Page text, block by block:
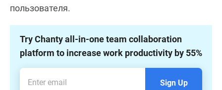
пользователя.
Try Chanty all-in-one team collaboration
platform to increase work productivity by 55%
Sign Up